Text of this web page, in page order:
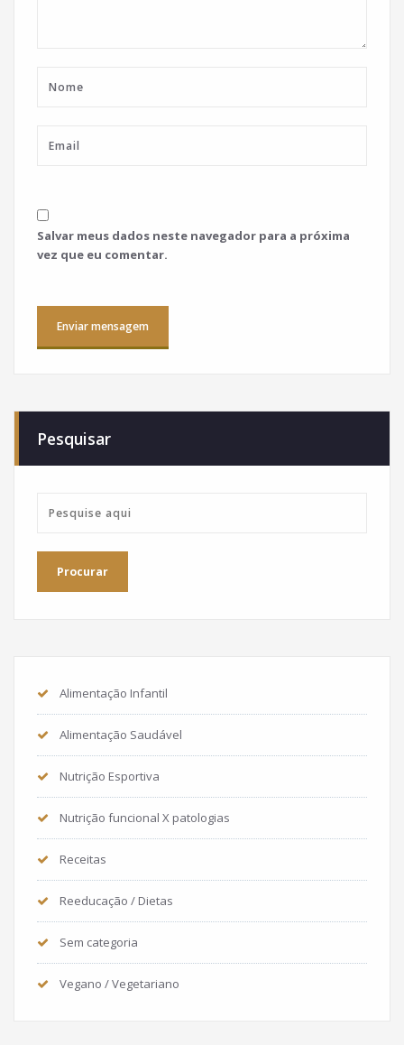
Salvar meus dados neste navegador para a próxima
vez que eu comentar.
Pesquisar
Alimentação Infantil
Alimentação Saudável
Nutrição Esportiva
Nutrição funcional X patologias
Receitas
Reeducação / Dietas
Sem categoria
Vegano / Vegetariano